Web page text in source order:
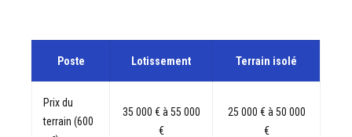
Poste Lotissement Terrain isolé
Prix du
terrain (600
35 000 € à 55 000
€
25 000 € à 50 000
€